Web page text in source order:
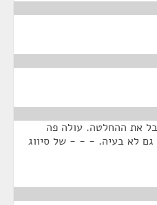
את ההחלטה. עולה פה
גם לא בעיה. - - - של סיווג